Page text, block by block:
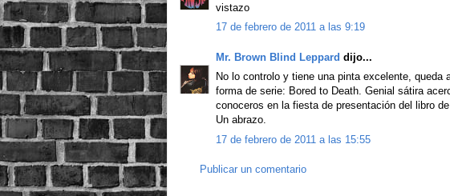
vistazo
17 de febrero de 2011 a las 9:19
Mr. Brown Blind Leppard dijo...
No lo controlo y tiene una pinta excelente, queda
forma de serie: Bored to Death. Genial sátira
conoceros en la fiesta de presentación del libro
Un abrazo.
17 de febrero de 2011 a las 15:55
Publicar un comentario